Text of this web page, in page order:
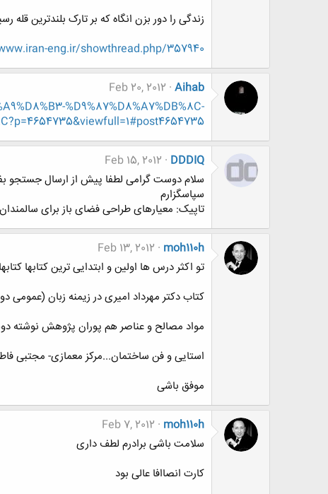
زندگی را دور بزن انگاه که بر تارک بلندترین
eng.ir/showthread.php/357940
Aihab
Feb 20, 2012
%D9%87%D8%A7%DB%8C-
DDDIQ
Feb 15, 2012
سلام دوست گرامی لطفا پیش از ارسال جستجو
سپاسگزارم
تاپیک: معيارهای طراحی فضای باز برای سالمندان
moh110h
Feb 13, 2012
تو اکثر درس ها اولین و ابتدایی ترین کتابها
کتاب دکتر مهرداد امیری در زیمنه زبان
مواد مصالح و عناصر هم پوران پژوهش نوشته
استایی و فن ساختمان...مرکز معمازی- مجتبی
موفق باشی
moh110h
Feb 7, 2012
سلامت باشی برادرم لطف داری
کارت انصاافا عالی بود